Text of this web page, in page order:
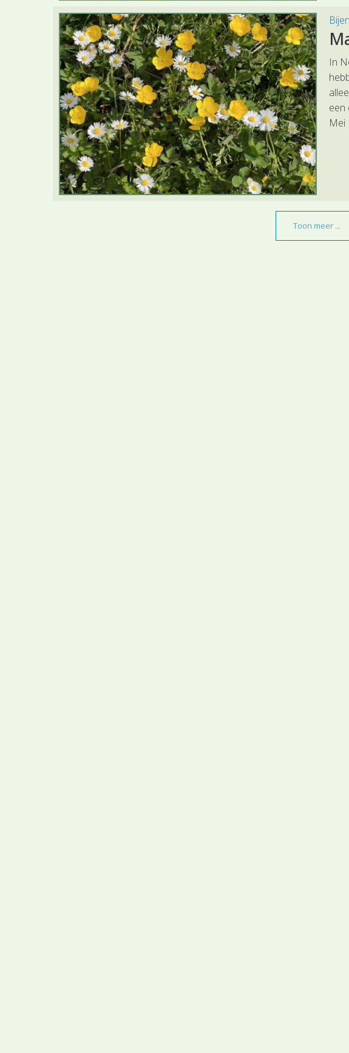
In
een
Mei
Toon meer ...